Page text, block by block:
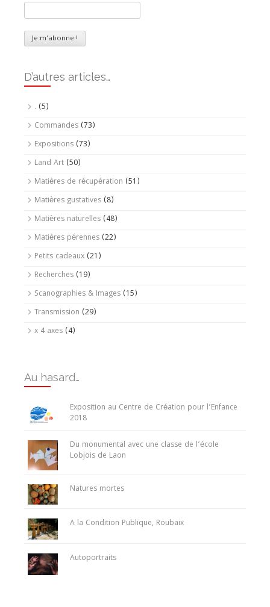
D’autres articles…
. (5)
Commandes (73)
Expositions (73)
Land Art (50)
Matières de récupération (51)
Matières gustatives (8)
Matières naturelles (48)
Matières pérennes (22)
Petits cadeaux (21)
Recherches (19)
Scanographies & Images (15)
Transmission (29)
x 4 axes (4)
Au hasard…
Exposition au Centre de Création pour l’Enfance
2018
Du monumental avec une classe de l’école
Lobjois de Laon
Natures mortes
A la Condition Publique, Roubaix
Autoportraits